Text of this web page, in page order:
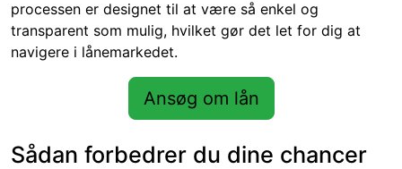
processen er designet til at være så enkel og
transparent som mulig, hvilket gør det let for dig at
navigere i lånemarkedet.
Ansøg om lån
Sådan forbedrer du dine chancer